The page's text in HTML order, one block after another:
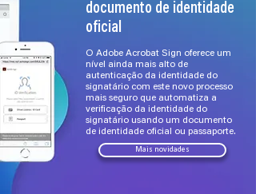
documento de identidade
oficial
O Adobe Acrobat Sign oferece um
nível ainda mais alto de
autenticação da identidade do
signatário com este novo processo
mais seguro que automatiza a
verificação da identidade do
signatário usando um documento
de identidade oficial ou passaporte.
Mais novidades